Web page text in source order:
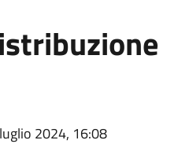
2024, 16:08